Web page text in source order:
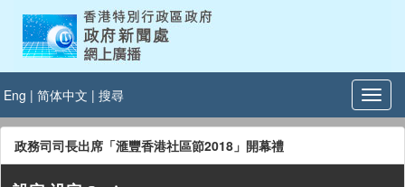
Eng | 简体中文 | 搜尋
政務司司長出席「滙豐香港社區節2018」開幕禮